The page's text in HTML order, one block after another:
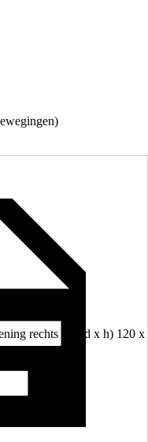
rechts (b x d x h) 120 x